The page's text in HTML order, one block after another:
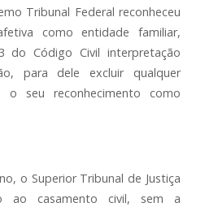
Tribunal Federal reconheceu
como entidade familiar,
do Código Civil interpretação
para dele excluir qualquer
o seu reconhecimento como
o Superior Tribunal de Justiça
ao casamento civil, sem a